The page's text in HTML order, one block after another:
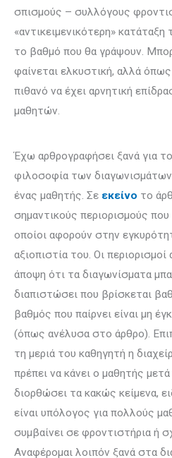
σπισμούς – συλλόγους
«αντικειμε­νικότερη»
το βαθμό που θα γράψουν.
φαίνεται ελκυστική, αλλά
πιθανό να έχει αρνητική
μαθητών.
Έχω αρθρογραφήσει ξανά για το
φιλοσοφία των διαγω­νισμάτων
ένας μαθητής. Σε εκείνο το
σημαντικούς περιορισμούς που
οποίοι αφορούν στην
αξιοπιστία του. Οι
άποψη ότι τα διαγωνίσματα
διαπιστώσει που βρίσκεται
βαθμός που παίρνει είναι μη
(όπως ανέλυσα στο άρθρο).
τη μεριά του καθηγητή η
πρέπει να κάνει ο μαθητής
διορθώσει τα κακώς κείμενα,
είναι υπόλογος για πολλούς
συμβαίνει σε φροντιστήρια ή
Ανα­φέρομαι λοιπόν ξανά στα